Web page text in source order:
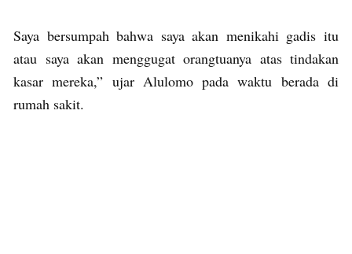
Saya bersumpah bahwa saya akan menikahi gadis itu
atau saya akan menggugat orangtuanya atas tindakan
kasar mereka,” ujar Alulomo pada waktu berada di
rumah sakit.